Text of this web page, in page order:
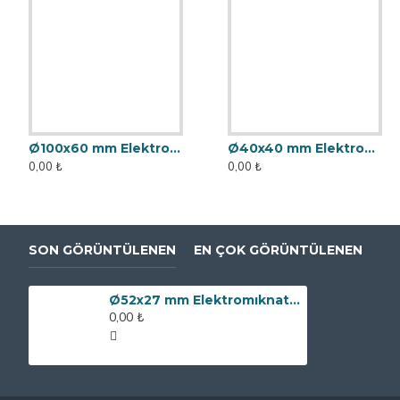
Ø100x60 mm Elektromıknatıs - Yüksek Güçlü, Su Geçirmez
0,00 ₺
Ø40x40 mm Elektromıknatıs - Yüksek Güçlü, Su Geçirmez
0,00 ₺
SON GÖRÜNTÜLENEN EN ÇOK GÖRÜNTÜLENEN
Ø52x27 mm Elektromıknatıs - Yüksek Güçlü, Su Geçirmez
0,00 ₺